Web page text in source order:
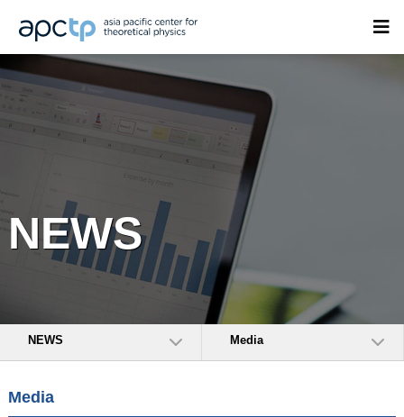
NEWS
NEWS Media
Media